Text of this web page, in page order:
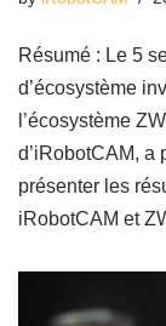
Résumé : Le 5
d’écosystème
l’écosystème
d’iRobotCAM, a
présenter les
iRobotCAM et